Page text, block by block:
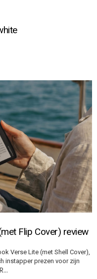
Flip Cover) review
Verse Lite (met Shell Cover),
instapper prezen voor zijn